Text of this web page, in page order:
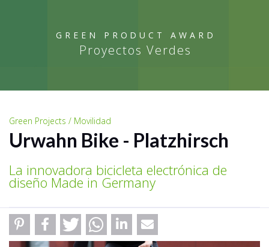
GREEN PRODUCT AWARD
Proyectos Verdes
Green Projects / Movilidad
Urwahn Bike - Platzhirsch
La innovadora bicicleta electrónica de
diseño Made in Germany